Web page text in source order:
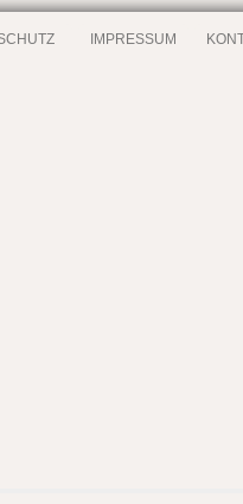
IMPRESSUM